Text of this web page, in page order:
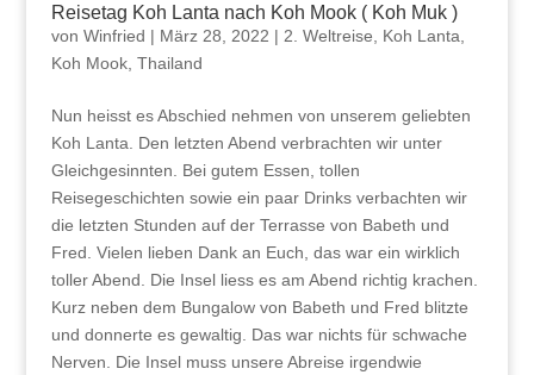
Reisetag Koh Lanta nach Koh Mook ( Koh Muk )
von Winfried | März 28, 2022 | 2. Weltreise Koh Lanta
Koh Mook, Thailand
Nun heisst es Abschied nehmen von unserem geliebten
Koh Lanta. Den letzten Abend verbrachten wir unter
Gleichgesinnten. Bei gutem Essen, tollen
Reisegeschichten sowie ein paar Drinks verbachten wir
die letzten Stunden auf der Terrasse von Babeth und
Fred. Vielen lieben Dank an Euch, das war ein wirklich
toller Abend. Die Insel liess es am Abend richtig krachen.
Kurz neben dem Bungalow von Babeth und Fred blitzte
und donnerte es gewaltig. Das war nichts für schwache
Nerven. Die Insel muss unsere Abreise irgendwie